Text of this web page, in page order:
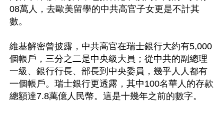
08萬人，去歐美留學的中共高官子女更是不計其
數。
維基解密曾披露，中共高官在瑞士銀行大約有5,000
個帳戶，三分之二是中央級大員；從中共的副總理
一級、銀行行長、部長到中央委員，幾乎人人都有
一個帳戶。瑞士銀行更透露，其中100名華人的存款
總額達7.8萬億人民幣。這是十幾年之前的數字。